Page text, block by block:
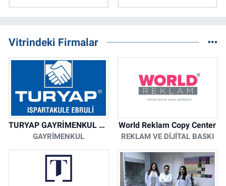
Vitrindeki Firmalar
TURYAP GAYRİMENKUL DANIŞMANLIK HİZMETLERİ
GAYRIMENKUL
World Reklam Copy Center
REKLAM VE DIJITAL BASKI